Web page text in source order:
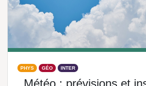
PHYS GÉO INTER
Météo : prévisions et